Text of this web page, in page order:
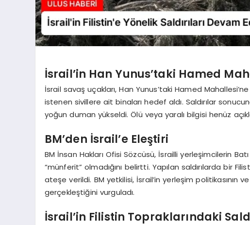
İsrail’in Han Yunus’taki Hamed
İsrail savaş uçakları, Han Yunus’taki Hamed
istenen sivillere ait binaları hedef aldı. Saldırılar
yoğun duman yükseldi. Ölü veya yaralı bilgisi henüz
BM’den İsrail’e Eleştiri
BM İnsan Hakları Ofisi Sözcüsü, İsrailli yerleşimcilerin
“münferit” olmadığını belirtti. Yapılan saldırılarda bir
ateşe verildi. BM yetkilisi, İsrail’in yerleşim politikasının
gerçekleştiğini vurguladı.
İsrail’in Filistin Topraklarındaki